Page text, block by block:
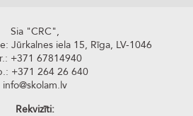
Sia "CRC",
Jūrkalnes iela 15, Rīga, LV-1046
+371 67814940
+371 264 26 640
info@skolam.lv
Rekvizīti: